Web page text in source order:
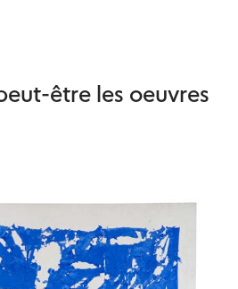
être les oeuvres